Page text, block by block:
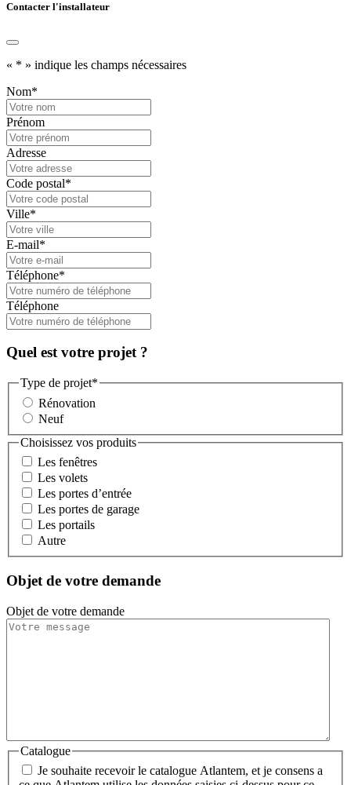
Contacter l'installateur
« * » indique les champs nécessaires
Nom*
Prénom
Adresse
Code postal*
Ville*
E-mail*
Téléphone*
Téléphone
Quel est votre projet ?
Type de projet*
Rénovation
Neuf
Choisissez vos produits
Les fenêtres
Les volets
Les portes d’entrée
Les portes de garage
Les portails
Autre
Objet de votre demande
Objet de votre demande
Catalogue
Je souhaite recevoir le catalogue Atlantem, et je consens a